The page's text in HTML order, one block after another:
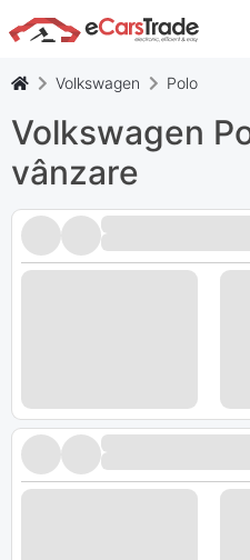
Instalați aplicația web
pe ecranul de pornire și
Volkswagen Polo
Volkswagen
vânzare